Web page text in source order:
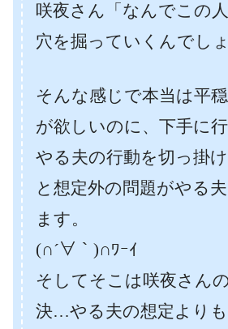
咲夜さん「なんでこの
穴を掘っていくんでしょ
そんな感じで本当は平
が欲しいのに、下手に
やる夫の行動を切っ掛
と想定外の問題がやる
ます。
(∩´∀｀)∩ﾜｰｲ
そしてそこは咲夜さん
決…やる夫の想定より